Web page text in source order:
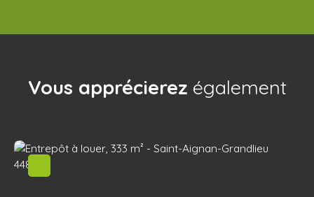
Vous apprécierez également